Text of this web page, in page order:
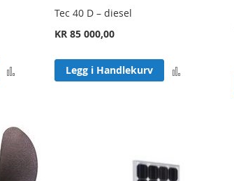
Tec 40 D – diesel
KR 85 000,00
Legg i Handlekurv